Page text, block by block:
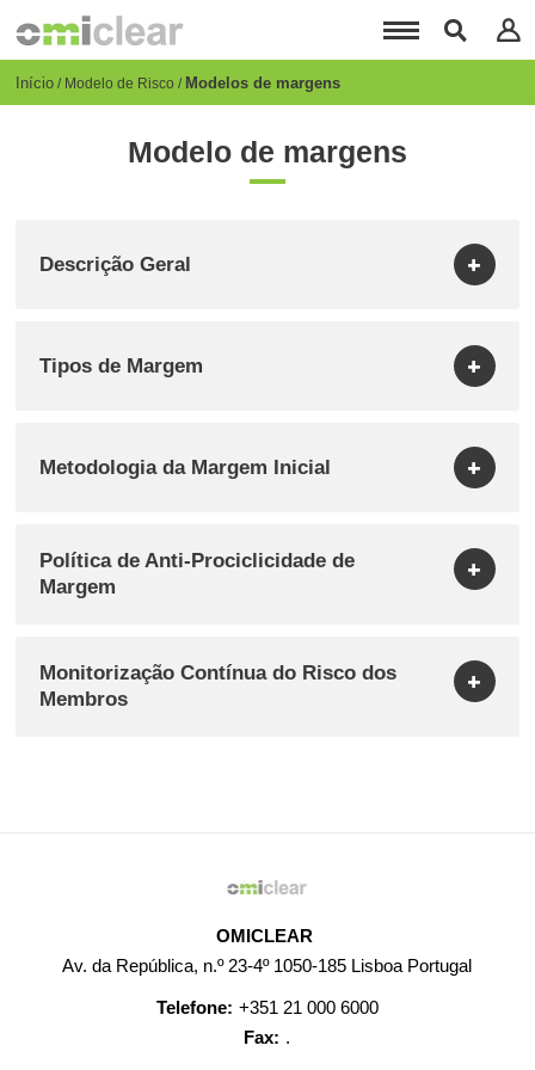
para
conteúdo
Breadcrumb
Início Modelo de Risco Modelos de margens
Modelo de margens
Descrição Geral
Tipos de Margem
Metodologia da Margem Inicial
Política de Anti-Prociclicidade de
Margem
Monitorização Contínua do Risco dos
Membros
OMICLEAR
Av. da República, n.º 23-4º 1050-185 Lisboa Portugal
Telefone: +351 21 000 6000
Fax: .